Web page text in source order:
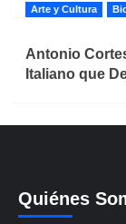
Arte y Cultura
Antonio
Italiano que
Quiénes